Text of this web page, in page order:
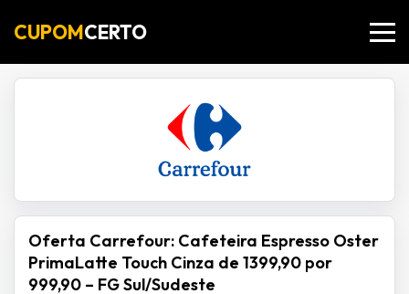
CUPOMCERTO
Oferta Carrefour: Cafeteira Espresso Oster
PrimaLatte Touch Cinza de 1399,90 por
999,90 – FG Sul/Sudeste